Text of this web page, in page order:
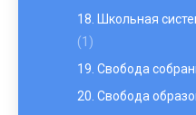
18. Школьная
(1)
19. Свобода
20. Свобода